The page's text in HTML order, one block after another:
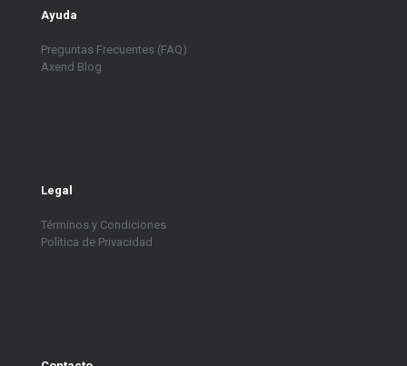
Ayuda
Preguntas Frecuentes (FAQ)
Axend Blog
Legal
Términos y Condiciones
Política de Privacidad